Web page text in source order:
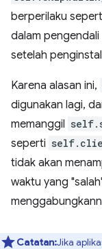
berperilaku
dalam
setelah
Karena alasan ini,
digunakan lagi,
memanggil
seperti
tidak akan
waktu yang
Catatan:Jika